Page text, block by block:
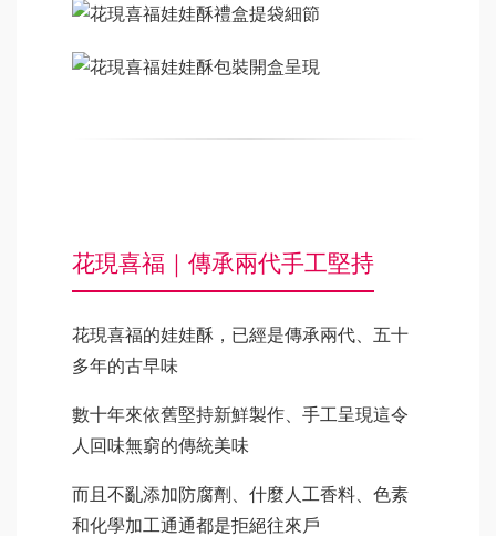
花現喜福｜傳承兩代手工堅持
花現喜福的娃娃酥，已經是傳承兩代、五十
多年的古早味
數十年來依舊堅持新鮮製作、手工呈現這令
人回味無窮的傳統美味
而且不亂添加防腐劑、什麼人工香料、色素
和化學加工通通都是拒絕往來戶